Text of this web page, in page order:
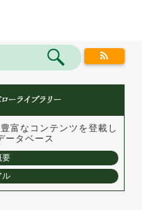
富なコンテンツを登載し
ータベース
要
ル